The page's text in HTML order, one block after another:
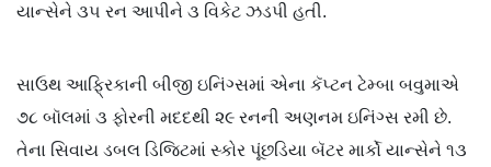
યાન્સેને ૩૫ રન આપીને ૩ વિકેટ ઝડપી હતી.
સાઉથ આફ્રિકાની બીજી ઇનિંગ્સમાં એના કૅપ્ટન ટેમ્બા બવુમાએ
૭૮ બૉલમાં ૩ ફોરની મદદથી ૨૯ રનની અણનમ ઇનિંગ્સ રમી છે.
તેના સિવાય ડબલ ડિજિટમાં સ્કોર પૂંછડિયા બૅટર માર્કો યાન્સેને ૧૩